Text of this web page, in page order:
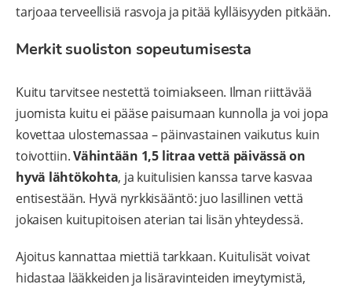
tarjoaa terveellisiä rasvoja ja pitää kylläisyyden pitkään.
Merkit suoliston sopeutumisesta
Kuitu tarvitsee nestettä toimiakseen. Ilman riittävää
juomista kuitu ei pääse paisumaan kunnolla ja voi jopa
kovettaa ulostemassaa – päinvastainen vaikutus kuin
toivottiin.Vähintään 1,5 litraa vettä päivässä on
hyvä lähtökohta, ja kuitulisien kanssa tarve kasvaa
entisestään. Hyvä nyrkkisääntö: juo lasillinen vettä
jokaisen kuitupitoisen aterian tai lisän yhteydessä.
Ajoitus kannattaa miettiä tarkkaan. Kuitulisät voivat
hidastaa lääkkeiden ja lisäravinteiden imeytymistä,